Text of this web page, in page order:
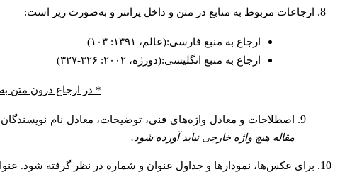
ارجاعات مربوط به منابع در متن و داخل پرانتز و به‌صورت زیر است:
ارجاع به منبع فارسی:(عالم، ۱۳۹۱: ۱۰۳)
ارجاع به منبع انگلیسی:(دورژه، ۲۰۰۲: ۳۲۶-۳۲۷)
* در ارجاع درون متن
اصطلاحات و معادل واژه‌های فنی، توضیحات، معادل نام
مقاله هیچ واژه خارجی نباید آورده شود.
برای عکس‌ها، نمودارها و جداول عنوان و شماره در نظر گرفته شود.